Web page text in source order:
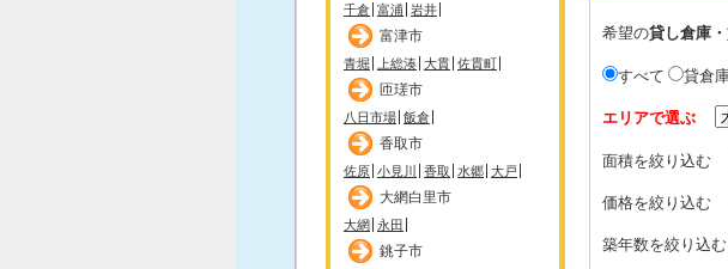
千倉 富浦 岩井
富津市
青堀 上総湊 大貫 佐貫町
匝瑳市
八日市場 飯倉
香取市
佐原 小見川 香取 水郷 大戸
大網白里市
大網 永田
銚子市
希望の貸し倉庫
すべて 貸倉
エリアで選ぶ
面積を絞り込む
価格を絞り込む
築年数を絞り込